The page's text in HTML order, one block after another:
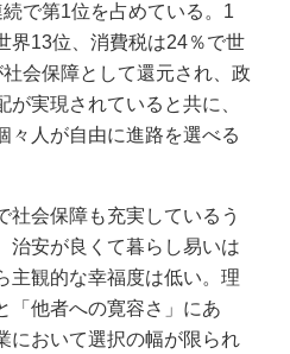
で第1位を占めている。1
界13位、消費税は24％で世
会保障として還元され、政
実現されていると共に、
々人が自由に進路を選べる
会保障も充実しているう
治安が良くて暮らし易いは
主観的な幸福度は低い。理
「他者への寛容さ」にあ
において選択の幅が限られ